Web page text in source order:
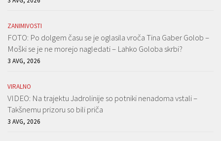
ZANIMIVOSTI
FOTO: Po dolgem času se je oglasila vroča Tina Gaber Golob –
Moški se je ne morejo nagledati – Lahko Goloba skrbi?
3 AVG, 2026
VIRALNO
VIDEO: Na trajektu Jadrolinije so potniki nenadoma vstali –
Takšnemu prizoru so bili priča
3 AVG, 2026